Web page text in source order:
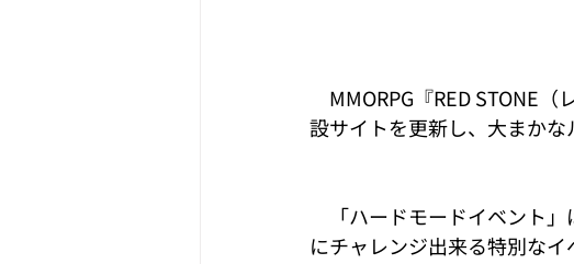
MMORPG『RED STONE
設サイトを更新し、大まかな
「ハードモードイベント」
にチャレンジ出来る特別な